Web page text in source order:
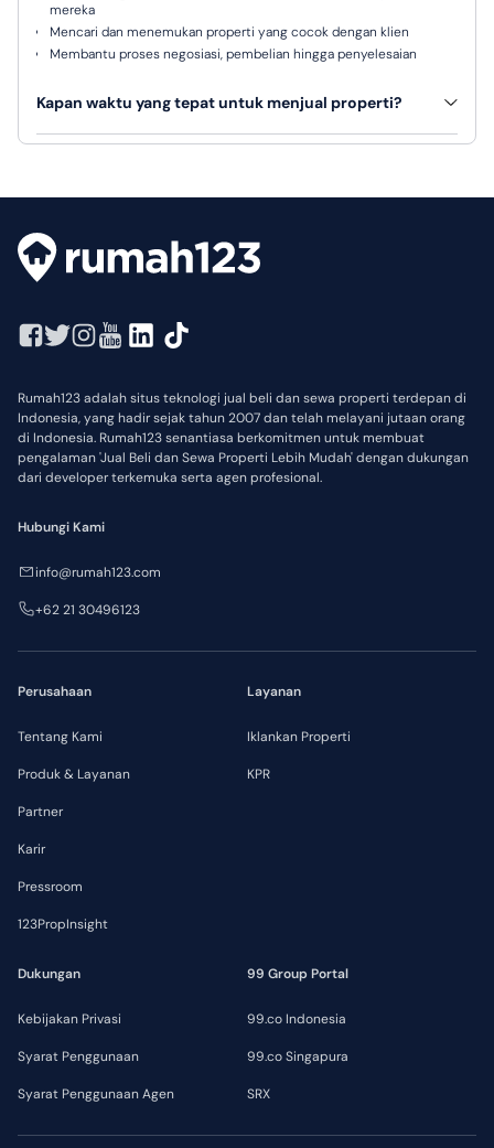
mereka
Mencari dan menemukan properti yang cocok dengan klien
Membantu proses negosiasi, pembelian hingga penyelesaian
Kapan waktu yang tepat untuk menjual properti?
Tidak ada waktu pasti, karena semuanya tergantung pada sejumlah
Rumah123 adalah situs teknologi jual beli dan sewa properti terdepan di
Indonesia, yang hadir sejak tahun 2007 dan telah melayani jutaan orang
di Indonesia. Rumah123 senantiasa berkomitmen untuk membuat
pengalaman 'Jual Beli dan Sewa Properti Lebih Mudah' dengan dukungan
dari developer terkemuka serta agen profesional.
Perusahaan
Tentang Kami
Produk & Layanan
Partner
Karir
Pressroom
123PropInsight
Layanan
Iklankan Properti
KPR
Dukungan
Kebijakan Privasi
Syarat Penggunaan
Syarat Penggunaan Agen
99 Group Portal
99.co Indonesia
99.co Singapura
SRX
Hubungi Kami
info@rumah123.com
+62 21 30496123